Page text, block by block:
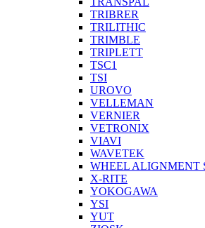
TRIBRER
TRILITHIC
TRIMBLE
TRIPLETT
TSC1
TSI
UROVO
VELLEMAN
VERNIER
VETRONIX
VIAVI
WAVETEK
WHEEL ALIGNMENT
X-RITE
YOKOGAWA
YSI
YUT